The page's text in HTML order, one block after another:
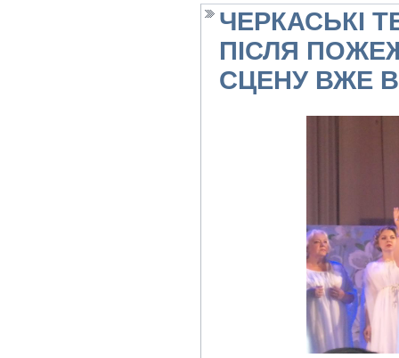
ЧЕРКАСЬКІ
ПІСЛЯ
СЦЕНУ ВЖЕ